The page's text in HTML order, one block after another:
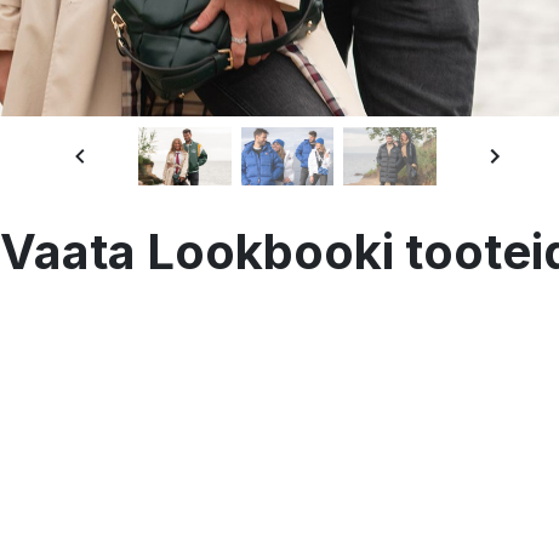
Vaata Lookbooki